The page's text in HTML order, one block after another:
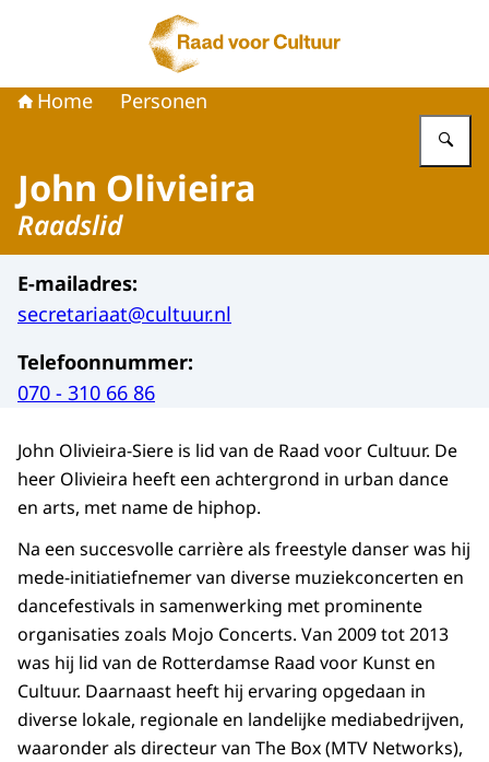
Naar de homepage van Raad voor Cultuur
Home Personen
John Olivieira
Raadslid
E-mailadres:
secretariaat@cultuur.nl
Telefoonnummer:
070 - 310 66 86
John Olivieira-Siere is lid van de Raad voor Cultuur. De
heer Olivieira heeft een achtergrond in urban dance
en arts, met name de hiphop.
Na een succesvolle carrière als freestyle danser was hij
mede-initiatiefnemer van diverse muziekconcerten en
dancefestivals in samenwerking met prominente
organisaties zoals Mojo Concerts. Van 2009 tot 2013
was hij lid van de Rotterdamse Raad voor Kunst en
Cultuur. Daarnaast heeft hij ervaring opgedaan in
diverse lokale, regionale en landelijke mediabedrijven,
waaronder als directeur van The Box (MTV Networks),